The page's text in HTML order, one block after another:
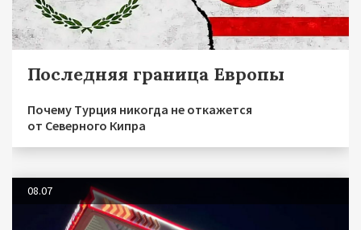
Последняя граница Европы
Почему Турция никогда не откажется
от Северного Кипра
08.07